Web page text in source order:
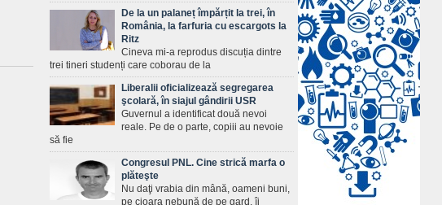
De la un palaneț împărțit la trei, în
România, la farfuria cu escargots la
Ritz
Cineva mi-a reprodus discuția dintre
trei tineri studenți care coborau de la
Liberalii oficializează segregarea
şcolară, în siajul gândirii USR
Guvernul a identificat două nevoi
reale. Pe de o parte, copiii au nevoie
să fie
Congresul PNL. Cine strică marfa o
plăteşte
Nu daţi vrabia din mână, oameni buni,
pe cioara nebună de pe gard, îi